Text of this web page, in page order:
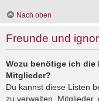
Nach oben
Freunde und
Wozu benötige ich
Mitglieder?
Du kannst diese Listen
zu verwalten.